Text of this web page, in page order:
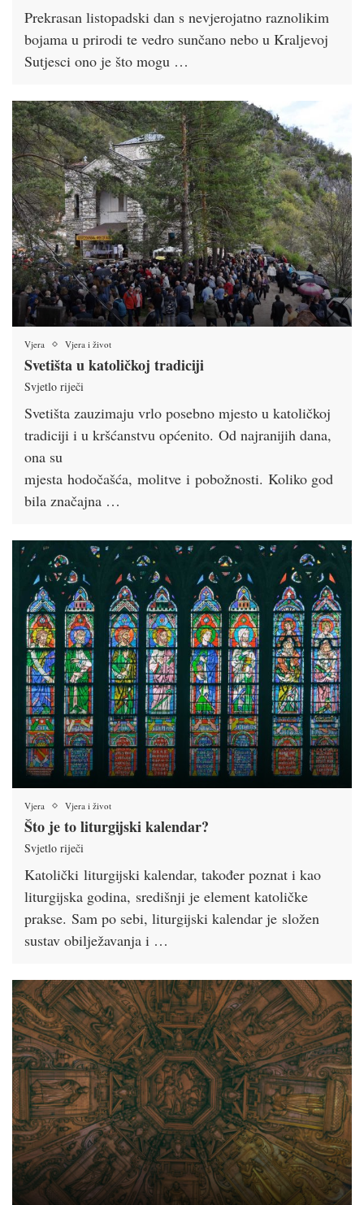
Prekrasan listopadski dan s nevjerojatno raznolikim
bojama u prirodi te vedro sunčano nebo u Kraljevoj
Sutjesci ono je što mogu …
Vjera Vjera i život
Svetišta u katoličkoj tradiciji
Svjetlo riječi
Svetišta zauzimaju vrlo posebno mjesto u katoličkoj
tradiciji i u kršćanstvu općenito. Od najranijih dana,
ona su
mjesta hodočašća, molitve i pobožnosti. Koliko god
bila značajna …
Vjera Vjera i život
Što je to liturgijski kalendar?
Svjetlo riječi
Katolički liturgijski kalendar, također poznat i kao
liturgijska godina, središnji je element katoličke
prakse. Sam po sebi, liturgijski kalendar je složen
sustav obilježavanja i …